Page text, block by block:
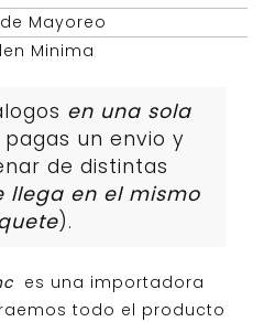
Mayoreo
Minima
en una sola
un envio y
de distintas
llega en el mismo
).
es una importadora
todo el producto